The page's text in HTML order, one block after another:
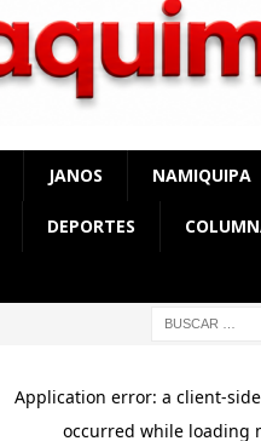
JANOS NAMIQUIPA
DEPORTES